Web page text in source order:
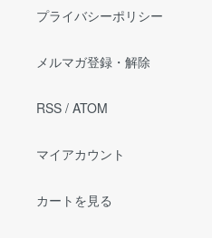
プライバシーポリシー
メルマガ登録・解除
RSS / ATOM
マイアカウント
カートを見る